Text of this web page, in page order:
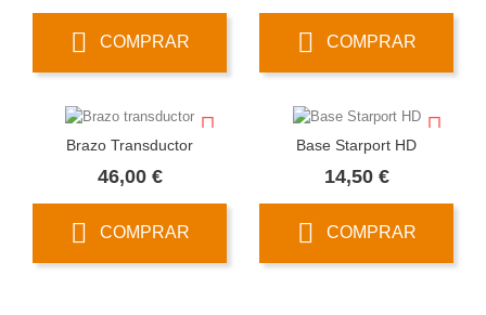
COMPRAR COMPRAR
Brazo Transductor
46,00 €Precio
COMPRAR
Base Starport HD
14,50 €Precio
COMPRAR